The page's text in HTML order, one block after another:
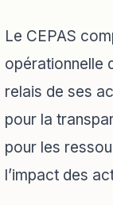
Le CEPAS
opérationnelle
relais de ses
pour la
pour les
l’impact des